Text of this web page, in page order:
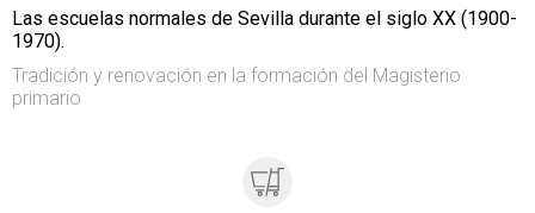
Las escuelas normales de Sevilla durante el siglo XX (1900-
1970).
Tradición y renovación en la formación del Magisterio
primario